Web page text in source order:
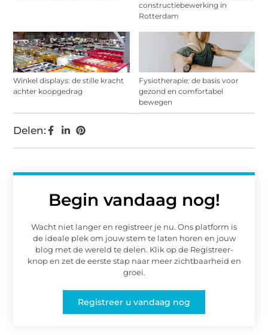
constructiebewerking in
Rotterdam
Winkel displays: de stille kracht
achter koopgedrag
Fysiotherapie: de basis voor
gezond en comfortabel
bewegen
Begin vandaag nog!
Wacht niet langer en registreer je nu. Ons platform is
de ideale plek om jouw stem te laten horen en jouw
blog met de wereld te delen. Klik op de Registreer-
knop en zet de eerste stap naar meer zichtbaarheid en
groei.
Registreer u vandaag nog
Delen: